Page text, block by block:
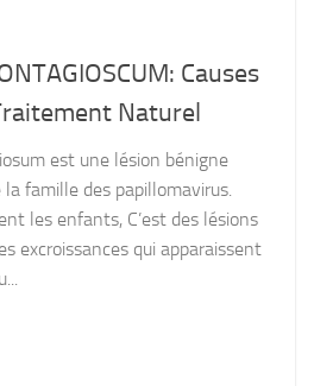
Causes
Naturel
est une lésion bénigne
famille des papillomavirus.
les enfants, C’est des lésions
excroissances qui apparaissent